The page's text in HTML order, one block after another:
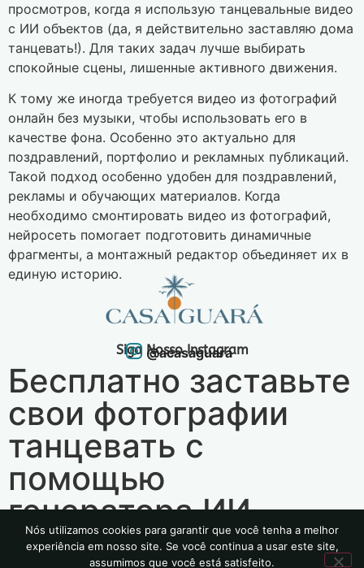
просмотров, когда я использую танцевальные видео
с ИИ объектов (да, я действительно заставляю дома
танцевать!). Для таких задач лучше выбирать
спокойные сцены, лишенные активного движения.
К тому же иногда требуется видео из фотографий
онлайн без музыки, чтобы использовать его в
качестве фона. Особенно это актуально для
поздравлений, портфолио и рекламных публикаций.
Такой подход особенно удобен для поздравлений,
рекламы и обучающих материалов. Когда
необходимо смонтировать видео из фотографий,
нейросеть помогает подготовить динамичные
фрагменты, а монтажный редактор объединяет их в
единую историю.
Siga Nosso Instagram
@acasaguara
Бесплатно заставьте
свои фотографии
танцевать с
помощью
генератора ИИ.
2024 | Todos os Direitos Reservados
Nós utilizamos cookies para garantir que você tenha a melhor
experiência em nosso site. Se você continua a usar este site,
assumimos que você está satisfeito.